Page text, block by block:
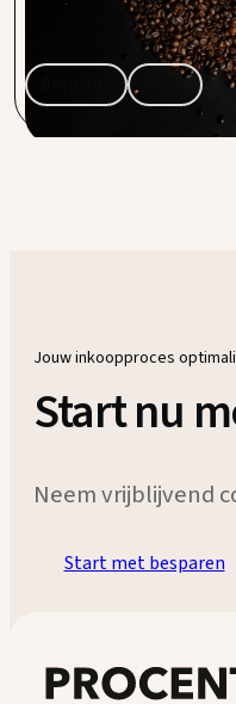
Jouw inkoopproces
Start nu
Neem vrijblijvend
Start met besparen